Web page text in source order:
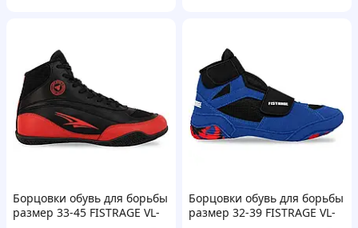
Борцовки обувь для борьбы
размер 33-45 FISTRAGE VL-
Борцовки обувь для борьбы
размер 32-39 FISTRAGE VL-